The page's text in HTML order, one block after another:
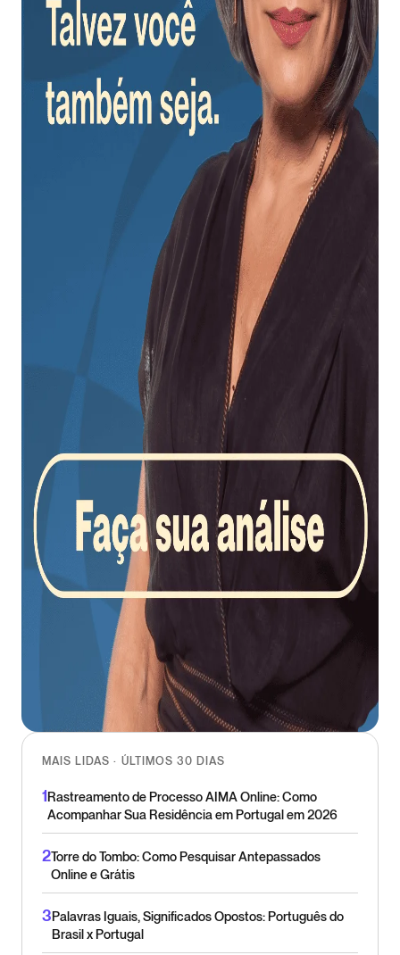
MAIS LIDAS · ÚLTIMOS 30 DIAS
1Rastreamento de Processo AIMA Online: Como
Acompanhar Sua Residência em Portugal em 2026
2Torre do Tombo: Como Pesquisar Antepassados
Online e Grátis
3Palavras Iguais, Significados Opostos: Português do
Brasil x Portugal